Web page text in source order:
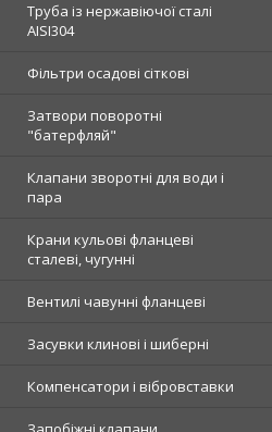
Труба із нержавіючої сталі
AISI304
Фільтри осадові сіткові
Затвори поворотні
"батерфляй"
Клапани зворотні для води і
пара
Крани кульові фланцеві
сталеві, чугунні
Вентилі чавунні фланцеві
Засувки клинові і шиберні
Компенсатори і вібровставки